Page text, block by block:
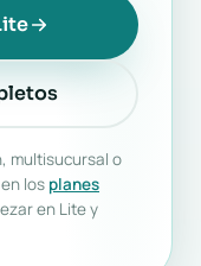
multisucursal o
los planes
en Lite y